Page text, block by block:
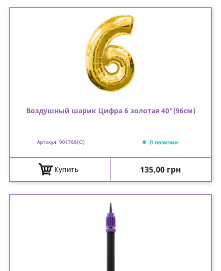
Воздушный шарик Цифра 6 золотая 40"(96см)
Артикул: 901766(О) В наличии
Купить Цена
135,00 грн